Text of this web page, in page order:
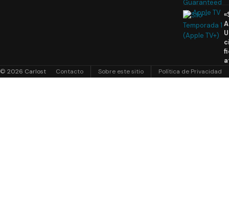
© 2026 Carlost Contacto Sobre este sitio Política de Privacidad